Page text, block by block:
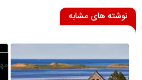
نوشته های مشابه